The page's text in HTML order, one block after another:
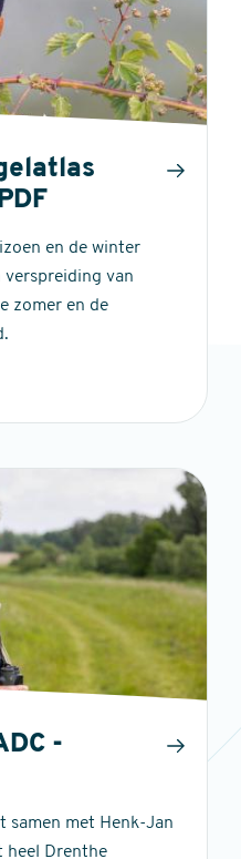
en de winter
verspreiding van
zomer en de
-
met Henk-Jan
heel Drenthe